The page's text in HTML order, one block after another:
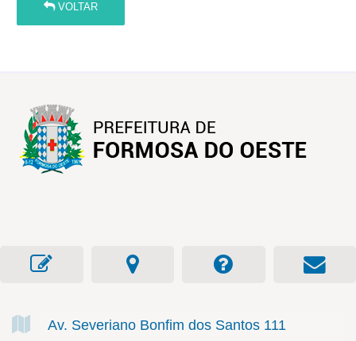
VOLTAR
Av. Severiano Bonfim dos Santos 111